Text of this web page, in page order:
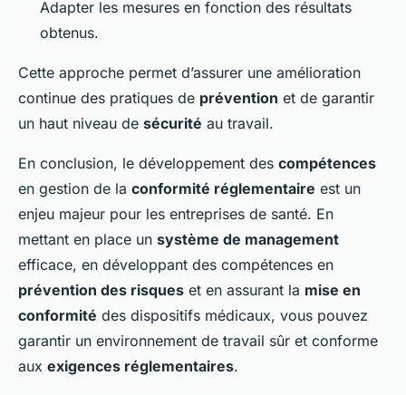
Adapter les mesures en fonction des résultats
obtenus.
Cette approche permet d’assurer une amélioration
continue des pratiques de prévention et de garantir
un haut niveau de sécurité au travail.
En conclusion, le développement des compétences
en gestion de la conformité réglementaire est un
enjeu majeur pour les entreprises de santé. En
mettant en place un système de management
efficace, en développant des compétences en
prévention des risques et en assurant la mise en
conformité des dispositifs médicaux, vous pouvez
garantir un environnement de travail sûr et conforme
aux exigences réglementaires.